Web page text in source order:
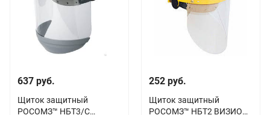
637 руб.
Щиток защитный
РОСОМЗ™ НБТ3/С
252 руб.
Щиток защитный
РОСОМЗ™ НБТ2 ВИЗИОН,